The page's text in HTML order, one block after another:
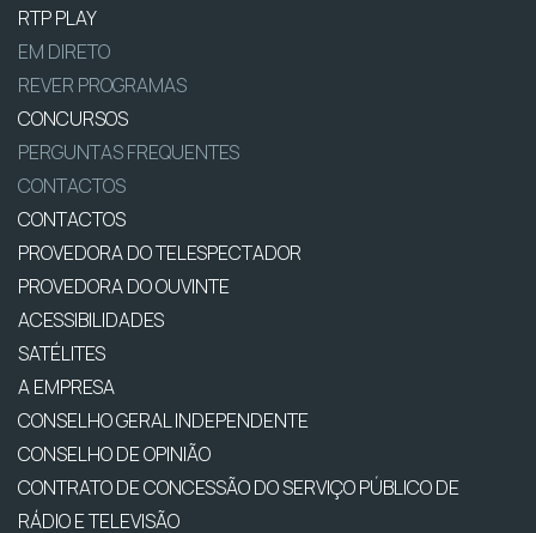
RTP PLAY
EM DIRETO
REVER PROGRAMAS
CONCURSOS
PERGUNTAS FREQUENTES
CONTACTOS
CONTACTOS
PROVEDORA DO TELESPECTADOR
PROVEDORA DO OUVINTE
ACESSIBILIDADES
SATÉLITES
A EMPRESA
CONSELHO GERAL INDEPENDENTE
CONSELHO DE OPINIÃO
CONTRATO DE CONCESSÃO DO SERVIÇO PÚBLICO DE
RÁDIO E TELEVISÃO